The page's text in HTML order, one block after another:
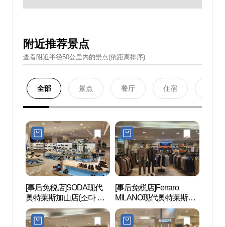
附近推荐景点
查看附近半径50公里內的景点(依距离排序)
全部 景点 餐厅 住宿
[事后免税店]SODA现代
奥特莱斯加山店(소다 현
대아울렛 가산점)
[事后免税店]Ferraro
MILANO现代奥特莱斯加
山店(페라로밀라노 현대
아울렛 가산점)